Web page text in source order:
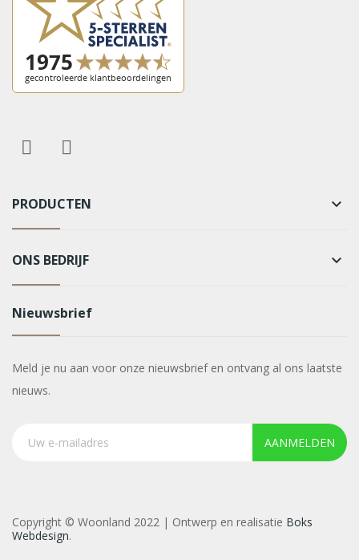
PRODUCTEN keyboard_arrow_down
ONS BEDRIJF keyboard_arrow_down
Nieuwsbrief
Meld je nu aan voor onze nieuwsbrief en ontvang al ons laatste
nieuws.
AANMELDEN
Copyright © Woonland 2022 | Ontwerp en realisatie Boks
Webdesign.